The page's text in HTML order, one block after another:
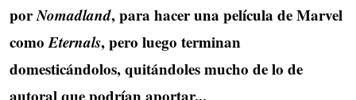
porNomadland, para hacer una película de Marvel
comoEternals, pero luego terminan
domesticándolos, quitándoles mucho de lo de
autoral que podrían aportar...